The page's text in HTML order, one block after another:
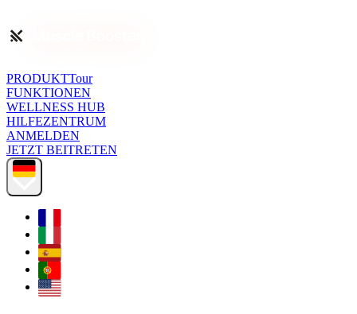
PRODUKTTour
FUNKTIONEN
WELLNESS HUB
HILFEZENTRUM
ANMELDEN
JETZT BEITRETEN